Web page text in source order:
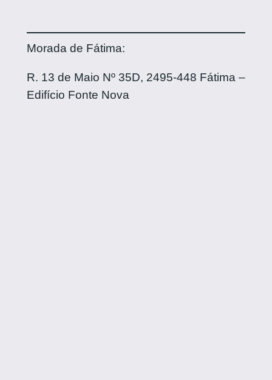
Morada de Fátima:
R. 13 de Maio Nº 35D, 2495-448 Fátima –
Edifício Fonte Nova